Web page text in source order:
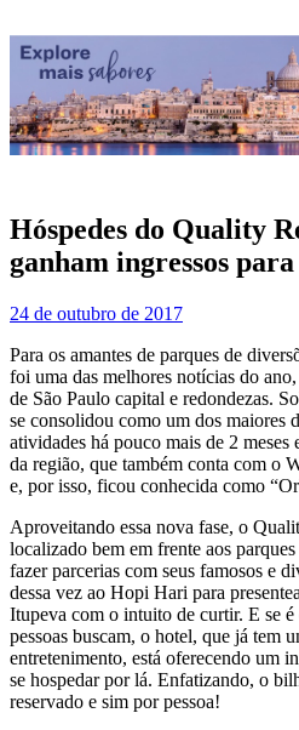
Hóspedes do Quality
ganham ingressos
24 de outubro de 2017
Para os amantes de parques de
foi uma das melhores notícias do
de São Paulo capital e redondezas.
se consolidou como um dos maiores
atividades há pouco mais de 2
da região, que também conta com o
e, por isso, ficou conhecida como
Aproveitando essa nova fase, o
localizado bem em frente aos
fazer parcerias com seus famosos e
dessa vez ao Hopi Hari para
Itupeva com o intuito de curtir. E se é
pessoas buscam, o hotel, que já tem
entretenimento, está oferecendo um
se hospedar por lá. Enfatizando, o
reservado e sim por pessoa!